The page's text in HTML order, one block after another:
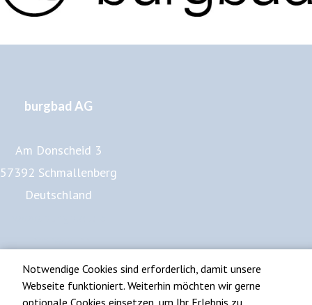
Notwendige Cookies sind erforderlich, damit unsere
Webseite funktioniert. Weiterhin möchten wir gerne
optionale Cookies einsetzen, um Ihr Erlebnis zu
burgbad AG
Am Donscheid 3
57392 Schmallenberg
Deutschland
Datenschutz